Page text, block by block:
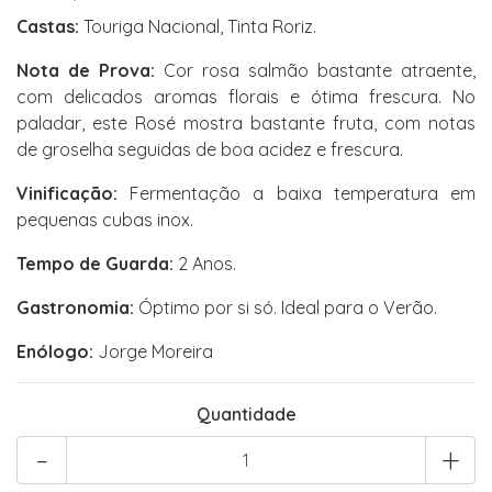
Castas: Touriga Nacional, Tinta Roriz.
Nota de Prova: Cor rosa salmão bastante atraente,
com delicados aromas florais e ótima frescura. No
paladar, este Rosé mostra bastante fruta, com notas
de groselha seguidas de boa acidez e frescura.
Vinificação: Fermentação a baixa temperatura em
pequenas cubas inox.
Tempo de Guarda: 2 Anos.
Gastronomia: Óptimo por si só. Ideal para o Verão.
Enólogo: Jorge Moreira
Quantidade
+
-